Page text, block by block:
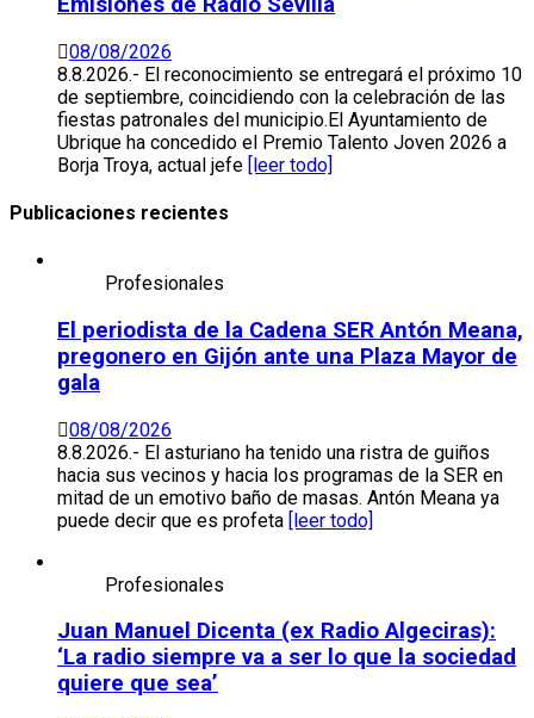
08/08/2026
8.8.2026.- El reconocimiento se entregará el próximo 10
de septiembre, coincidiendo con la celebración de las
fiestas patronales del municipio.El Ayuntamiento de
Ubrique ha concedido el Premio Talento Joven 2026 a
Borja Troya, actual jefe [leer todo]
Publicaciones recientes
Profesionales
El periodista de la Cadena SER Antón Meana,
pregonero en Gijón ante una Plaza Mayor de
gala
08/08/2026
8.8.2026.- El asturiano ha tenido una ristra de guiños
hacia sus vecinos y hacia los programas de la SER en
mitad de un emotivo baño de masas. Antón Meana ya
puede decir que es profeta [leer todo]
Profesionales
Juan Manuel Dicenta (ex Radio Algeciras):
‘La radio siempre va a ser lo que la sociedad
quiere que sea’